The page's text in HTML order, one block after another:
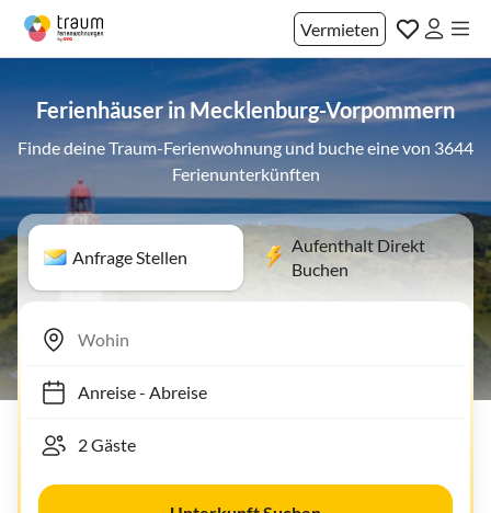
Vermieten
Ferienhäuser in Mecklenburg-Vorpommern
Finde deine Traum-Ferienwohnung und buche eine von 3644
Ferienunterkünften
Anfrage Stellen
Aufenthalt Direkt
Buchen
Anreise- Abreise